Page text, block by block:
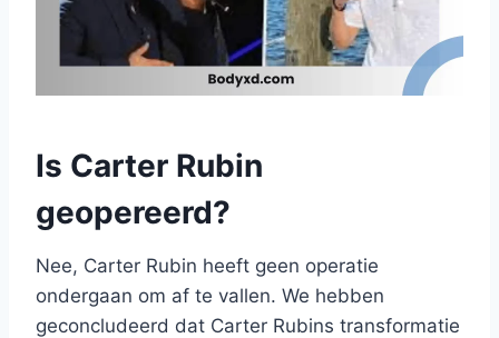
Is Carter Rubin
geopereerd?
Nee, Carter Rubin heeft geen operatie
ondergaan om af te vallen. We hebben
geconcludeerd dat Carter Rubins transformatie